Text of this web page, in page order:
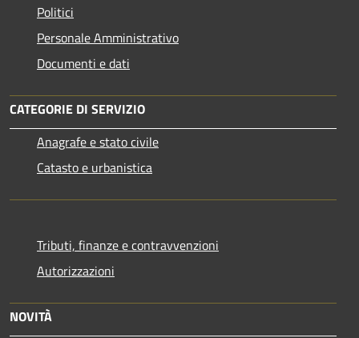
Politici
Personale Amministrativo
Documenti e dati
CATEGORIE DI SERVIZIO
Anagrafe e stato civile
Catasto e urbanistica
Tributi, finanze e contravvenzioni
Autorizzazioni
NOVITÀ